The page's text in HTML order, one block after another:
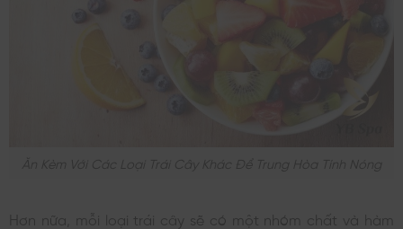
Ăn Kèm Với Các Loại Trái Cây Khác Để Trung Hòa Tính Nóng
Hơn nữa, mỗi loại trái cây sẽ có một nhóm chất và hàm